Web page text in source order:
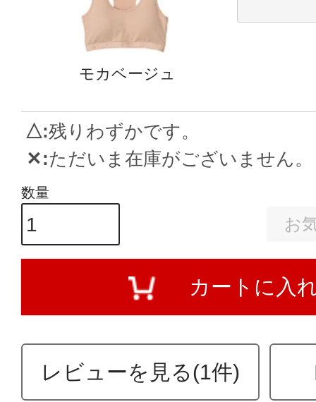
モカベージュ
△ 残りわずかです。
✕ ただいま在庫がございません。
お
カートに入
レビューを見る(1件)